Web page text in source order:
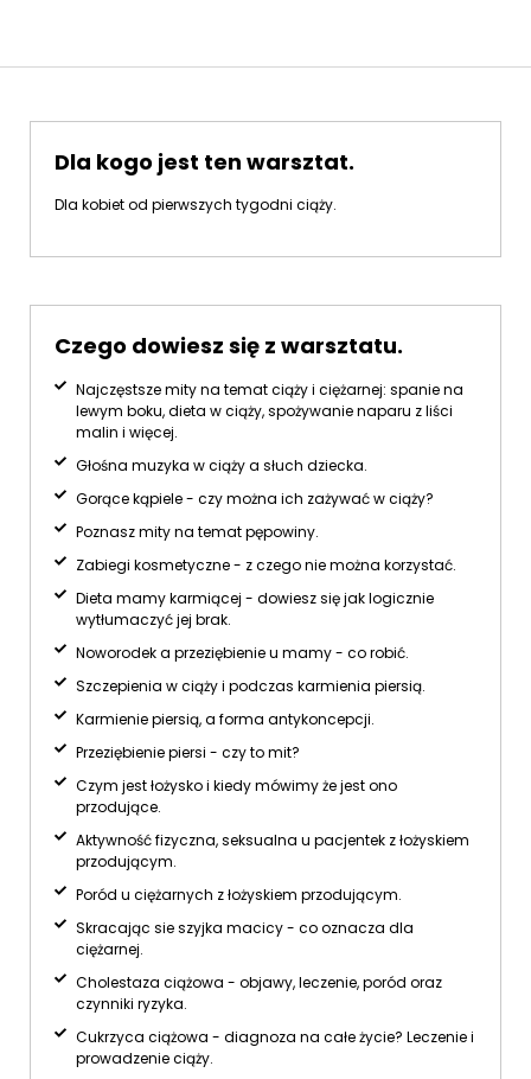
Dla kogo jest ten warsztat.
Dla kobiet od pierwszych tygodni ciąży.
Czego dowiesz się z warsztatu.
Najczęstsze mity na temat ciąży i ciężarnej: spanie na
lewym boku, dieta w ciąży, spożywanie naparu z liści
malin i więcej.
Głośna muzyka w ciąży a słuch dziecka.
Gorące kąpiele - czy można ich zażywać w ciąży?
Poznasz mity na temat pępowiny.
Zabiegi kosmetyczne - z czego nie można korzystać.
Dieta mamy karmiącej - dowiesz się jak logicznie
wytłumaczyć jej brak.
Noworodek a przeziębienie u mamy - co robić.
Szczepienia w ciąży i podczas karmienia piersią.
Karmienie piersią, a forma antykoncepcji.
Przeziębienie piersi - czy to mit?
Czym jest łożysko i kiedy mówimy że jest ono
przodujące.
Aktywność fizyczna, seksualna u pacjentek z łożyskiem
przodującym.
Poród u ciężarnych z łożyskiem przodującym.
Skracając sie szyjka macicy - co oznacza dla
ciężarnej.
Cholestaza ciążowa - objawy, leczenie, poród oraz
czynniki ryzyka.
Cukrzyca ciążowa - diagnoza na całe życie? Leczenie i
prowadzenie ciąży.